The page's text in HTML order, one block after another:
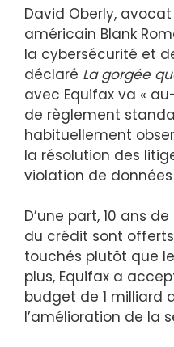
David Oberly,
américain Blank
la cybersécurité et
déclaré La gorgée
avec Equifax va «
de règlement
habituellement
la résolution des
violation de données
D’une part, 10 ans
du crédit sont
touchés plutôt que
plus, Equifax a
budget de 1 milliard
l’amélioration de la